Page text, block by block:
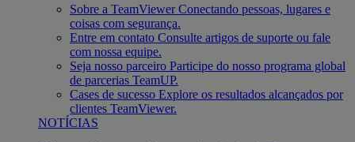
Sobre a TeamViewer Conectando pessoas, lugares e
coisas com segurança.
Entre em contato Consulte artigos de suporte ou fale
com nossa equipe.
Seja nosso parceiro Participe do nosso programa global
de parcerias TeamUP.
Cases de sucesso Explore os resultados alcançados por
clientes TeamViewer.
NOTÍCIAS